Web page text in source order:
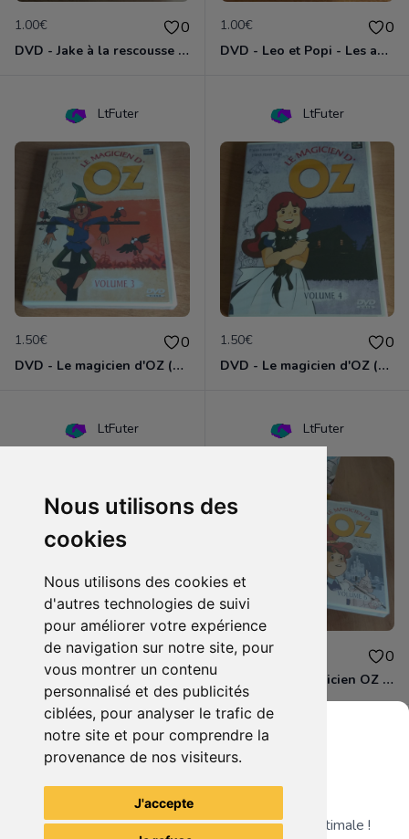
Nous utilisons des
cookies
Nous utilisons des cookies et
d'autres technologies de suivi
pour améliorer votre expérience
de navigation sur notre site, pour
vous montrer un contenu
personnalisé et des publicités
ciblées, pour analyser le trafic de
notre site et pour comprendre la
provenance de nos visiteurs.
J'accepte
1.00€ 0
DVD - Jake à la rescousse de Bucky
1.00€ 0
DVD - Leo et Popi - Les animaux de la nature
LtFuter
1.50€ 0
DVD - Le magicien d'OZ (volume 3)
LtFuter
1.50€ 0
DVD - Le magicien d'OZ (volume 4)
LtFuter
1.50€ 0
DVD - Le magicien d'OZ (volume 5)
LtFuter
8.00€ 0
Coffret DVD Magicien OZ Part. 2
Voir tous les articles du vendeur
Grenier du Geek
Télécharge notre app pour une expérience optimale !